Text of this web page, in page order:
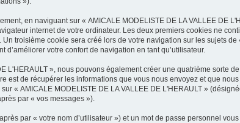
en naviguant sur « AMICALE MODELISTE DE LA VALLEE DE
internet de votre ordinateur. Les deux premiers cookies ne
troisième cookie sera créé lors de votre navigation sur les sujets de
votre confort de navigation en tant qu’utilisateur.
L'HERAULT », nous pouvons également créer une quatrième sorte
est de récupérer les informations que vous nous envoyez et que
« AMICALE MODELISTE DE LA VALLEE DE L'HERAULT »
par « vos messages »).
par « votre nom d’utilisateur ») et un mot de passe personnel